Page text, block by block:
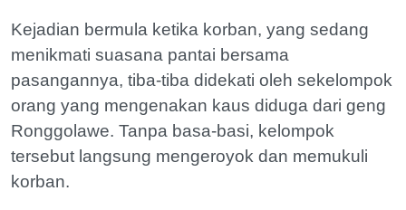
Kejadian bermula ketika korban, yang sedang
menikmati suasana pantai bersama
pasangannya, tiba-tiba didekati oleh sekelompok
orang yang mengenakan kaus diduga dari geng
Ronggolawe. Tanpa basa-basi, kelompok
tersebut langsung mengeroyok dan memukuli
korban.